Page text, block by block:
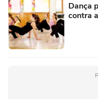
Dança
contra